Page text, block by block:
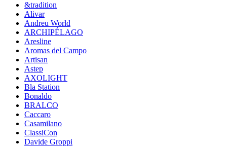
&tradition
Alivar
Andreu World
ARCHIPÉLAGO
Aresline
Aromas del Campo
Artisan
Astep
AXOLIGHT
Bla Station
Bonaldo
BRALCO
Caccaro
Casamilano
ClassiCon
Davide Groppi